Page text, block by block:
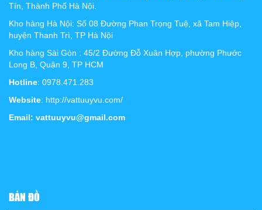
Tín, Thành Phố Hà Nội.
Kho hàng Hà Nội: Số 08 Đường Phan Trọng Tuệ, xã Tam Hiệp,
huyện Thanh Trì, TP Hà Nội
Kho hàng Sài Gòn : 45/2 Đường Đỗ Xuân Hợp, phường Phước
Long B, Quận 9, TP HCM
Hotline: 0978.471.283
Website: http://vattuuyvu.com/
Email: vattuuyvu@gmail.com
BẢN ĐỒ